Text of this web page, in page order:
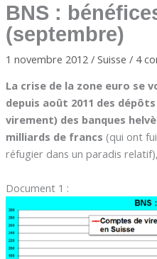
BNS :
(septembre)
1 novembre 2012 / Suisse / 4
La crise de la zone euro se
depuis août 2011 des
virement) des banques
milliards de francs (qui ont
réfugier dans un paradis relatif),
Document 1 :